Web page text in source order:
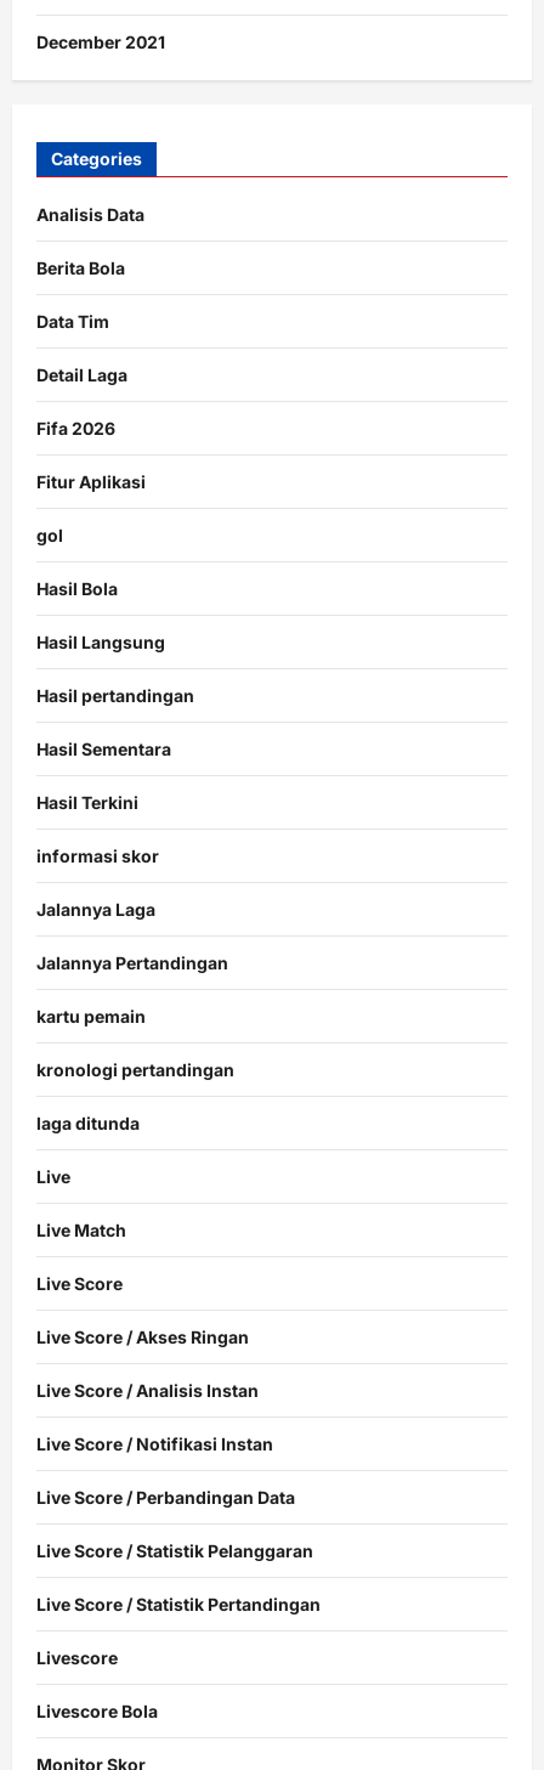
December 2021
Categories
Analisis Data
Berita Bola
Data Tim
Detail Laga
Fifa 2026
Fitur Aplikasi
gol
Hasil Bola
Hasil Langsung
Hasil pertandingan
Hasil Sementara
Hasil Terkini
informasi skor
Jalannya Laga
Jalannya Pertandingan
kartu pemain
kronologi pertandingan
laga ditunda
Live
Live Match
Live Score
Live Score / Akses Ringan
Live Score / Analisis Instan
Live Score / Notifikasi Instan
Live Score / Perbandingan Data
Live Score / Statistik Pelanggaran
Live Score / Statistik Pertandingan
Livescore
Livescore Bola
Monitor Skor